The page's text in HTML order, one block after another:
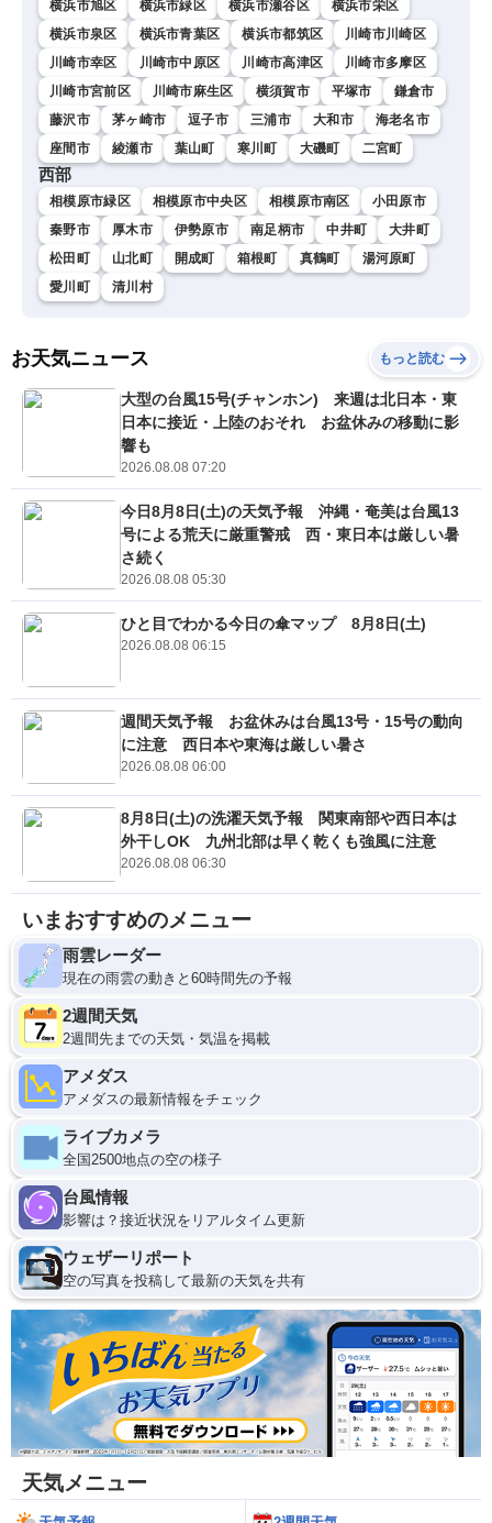
横浜市旭区 横浜市緑区 横浜市瀬谷区
横浜市栄区
横浜市泉区
横浜市青葉区 横浜市都筑区
川崎市川崎区
川崎市幸区
川崎市中原区 川崎市高津区
川崎市多摩区
川崎市宮前区
川崎市麻生区 横須賀市 平塚市
鎌倉市
藤沢市
茅ヶ崎市 逗子市 三浦市 大和市
海老名市
座間市
綾瀬市 葉山町 寒川町 大磯町 二宮町
西部
相模原市緑区 相模原市中央区 相模原市南区
小田原市
秦野市
厚木市 伊勢原市 南足柄市 中井町
大井町
松田町
山北町 開成町 箱根町 真鶴町
湯河原町
愛川町
清川村
お天気ニュース もっと読む
大型の台風15号(チャンホン) 来週は北日本・東
日本に接近・上陸のおそれ お盆休みの移動に影
響も
2026.08.08 07:20
今日8月8日(土)の天気予報 沖縄・奄美は台風13
号による荒天に厳重警戒 西・東日本は厳しい暑
さ続く
2026.08.08 05:30
ひと目でわかる今日の傘マップ 8月8日(土)
2026.08.08 06:15
週間天気予報 お盆休みは台風13号・15号の動向
に注意 西日本や東海は厳しい暑さ
2026.08.08 06:00
8月8日(土)の洗濯天気予報 関東南部や西日本は
外干しOK 九州北部は早く乾くも強風に注意
2026.08.08 06:30
いまおすすめのメニュー
雨雲レーダー
現在の雨雲の動きと60時間先の予報
2週間天気
2週間先までの天気・気温を掲載
アメダス
アメダスの最新情報をチェック
ライブカメラ
全国2500地点の空の様子
台風情報
影響は？接近状況をリアルタイム更新
ウェザーリポート
空の写真を投稿して最新の天気を共有
天気メニュー